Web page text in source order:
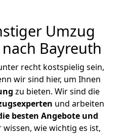
Umzug
Bayreuth
recht kostspielig sein,
wir sind hier, um Ihnen
zu bieten. Wir sind die
und arbeiten
besten Angebote und
wissen, wie wichtig es ist,